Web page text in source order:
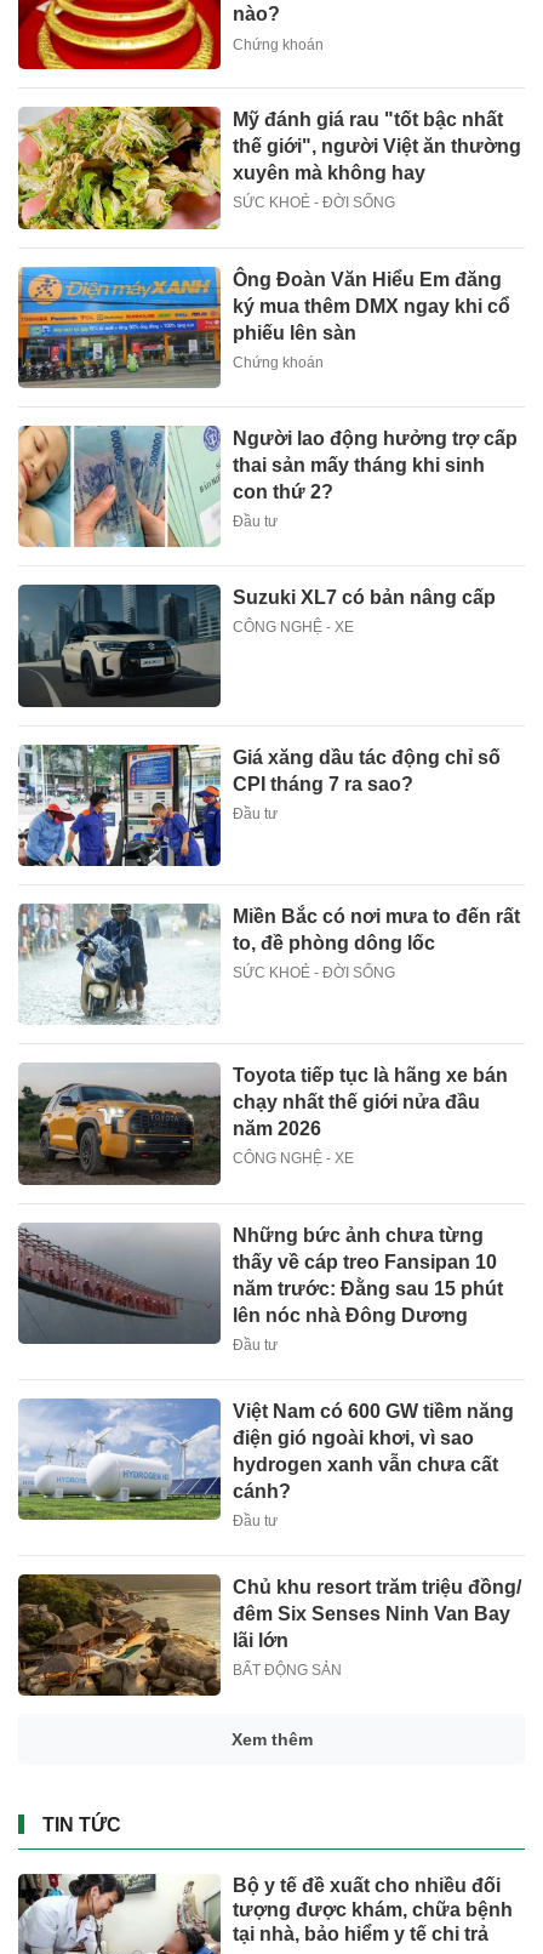
nào?
Chứng khoán
Mỹ đánh giá rau "tốt bậc nhất
thế giới", người Việt ăn thường
xuyên mà không hay
SỨC KHOẺ - ĐỜI SỐNG
Ông Đoàn Văn Hiểu Em đăng
ký mua thêm DMX ngay khi cổ
phiếu lên sàn
Chứng khoán
Người lao động hưởng trợ cấp
thai sản mấy tháng khi sinh
con thứ 2?
Đầu tư
Suzuki XL7 có bản nâng cấp
CÔNG NGHỆ - XE
Giá xăng dầu tác động chỉ số
CPI tháng 7 ra sao?
Đầu tư
Miền Bắc có nơi mưa to đến rất
to, đề phòng dông lốc
SỨC KHOẺ - ĐỜI SỐNG
Toyota tiếp tục là hãng xe bán
chạy nhất thế giới nửa đầu
năm 2026
CÔNG NGHỆ - XE
Những bức ảnh chưa từng
thấy về cáp treo Fansipan 10
năm trước: Đằng sau 15 phút
lên nóc nhà Đông Dương
Đầu tư
Việt Nam có 600 GW tiềm năng
điện gió ngoài khơi, vì sao
hydrogen xanh vẫn chưa cất
cánh?
Đầu tư
Chủ khu resort trăm triệu đồng/
đêm Six Senses Ninh Van Bay
lãi lớn
BẤT ĐỘNG SẢN
Mỹ đánh giá rau "tốt bậc nhất
Ông Đoàn Văn Hiểu Em đăng
ký mua thêm DMX ngay khi cổ